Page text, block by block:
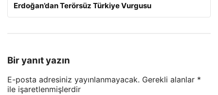
Erdoğan’dan Terörsüz Türkiye Vurgusu
Bir yanıt yazın
E-posta adresiniz yayınlanmayacak. Gerekli alanlar *
ile işaretlenmişlerdir